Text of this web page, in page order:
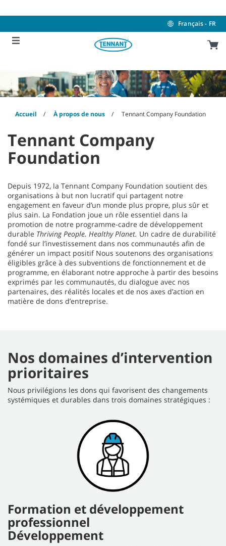
to
to
menu
Français - FR
Accueil À propos de nous Tennant Company Foundation
Tennant Company
Foundation
Depuis 1972, la Tennant Company Foundation soutient des
organisations à but non lucratif qui partagent notre
engagement en faveur d’un monde plus propre, plus sûr et
plus sain. La Fondation joue un rôle essentiel dans la
promotion de notre programme-cadre de développement
durable Thriving People. Healthy Planet. Un cadre de durabilité
fondé sur l’investissement dans nos communautés afin de
générer un impact positif Nous soutenons des organisations
éligibles grâce à des subventions de fonctionnement et de
programme, en élaborant notre approche à partir des besoins
exprimés par les communautés, du dialogue avec nos
partenaires, des réalités locales et de nos axes d’action en
matière de dons d’entreprise.
Nos domaines d’intervention
prioritaires
Nous privilégions les dons qui favorisent des changements
systémiques et durables dans trois domaines stratégiques :
Formation et développement
professionnel
Développement